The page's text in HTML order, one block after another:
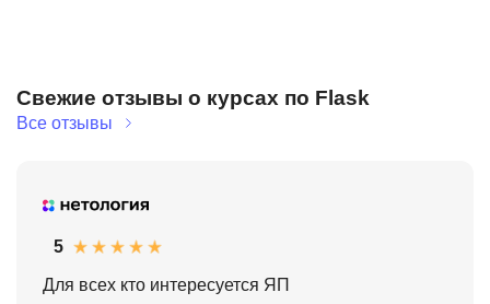
изучите отзывы учеников о преподавателях и
обратной связи;
есть ли задания после ключевых тем;
насколько свежими выглядят материалы и примеры
что пишут ученики о понятности объяснений и
пользе практики.
Свежие отзывы о курсах по Flask
Все отзывы
5
Для всех кто интересуется ЯП